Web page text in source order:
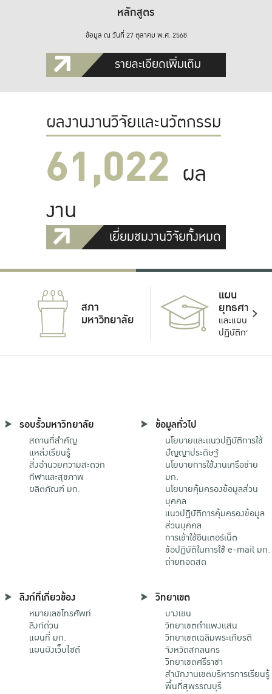
หลักสูตร
ข้อมูล ณ วันที่ 27 ตุลาคม พ.ศ. 2568
รายละเอียดเพิ่มเติม
ผลงานงานวิจัยและนวัตกรรม
61,022 ผล
งาน
เยี่ยมชมงานวิจัยทั้งหมด
สภา
มหาวิทยาลัย
แผน
ยุทธศาสตร์
และแผน
ปฏิบัติการ
รอบรั้วมหาวิทยาลัย
สถานที่สำคัญ
แหล่งเรียนรู้
สิ่งอำนวยความสะดวก
กีฬาและสุขภาพ
ผลิตภัณฑ์ มก.
ข้อมูลทั่วไป
นโยบายและแนวปฏิบัติการใช้
ปัญญาประดิษฐ์
นโยบายการใช้งานเครือข่าย
มก.
นโยบายคุ้มครองข้อมูลส่วน
บุคคล
แนวปฏิบัติการคุ้มครองข้อมูล
ส่วนบุคคล
การเข้าใช้อินเตอร์เน็ต
ข้อปฏิบัติในการใช้ e-mail มก.
ถ่ายทอดสด
ลิงก์ที่เกี่ยวข้อง
หมายเลขโทรศัพท์
ลิงก์ด่วน
แผนที่ มก.
แผนผังเว็บไซต์
วิทยาเขต
บางเขน
วิทยาเขตกําแพงแสน
วิทยาเขตเฉลิมพระเกียรติ
จังหวัดสกลนคร
วิทยาเขตศรีราชา
สำนักงานเขตบริหารการเรียนรู้
พื้นที่สุพรรณบุรี